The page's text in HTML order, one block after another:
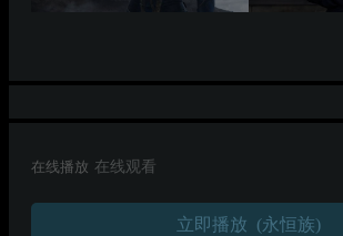
在线播放 在线观看
立即播放 (永恒族)